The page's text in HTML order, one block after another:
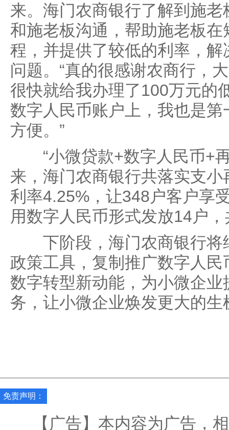
来。海门农商银行了解到施
和施老板沟通，帮助施老板
程，并提供了较低的利率，
问题。“真的很感谢农商行，
很快就给我办理了100万元的
数字人民币账户上，我也是
方便。”
“小微贷款+数字人民币+再
来，海门农商银行共落实支
利率4.25%，让348户客户享
用数字人民币形式发放14户
下阶段，海门农商银行将
政策工具，复制推广数字人
数字转型新动能，为小微企
务，让小微企业焕发更大的生
免责声明：
【广告】本内容为广告，相